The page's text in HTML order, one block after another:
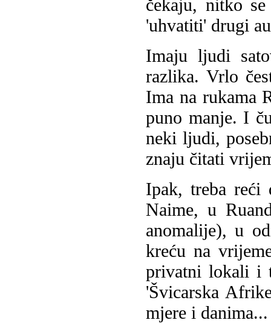
čekaju, nitko
'uhvatiti' drugi
Imaju ljudi
razlika. Vrlo
Ima na rukama
puno manje. I
neki ljudi,
znaju čitati
Ipak, treba reći
Naime, u
anomalije), u
kreću na
privatni lokali i
'Švicarska
mjere i danima...